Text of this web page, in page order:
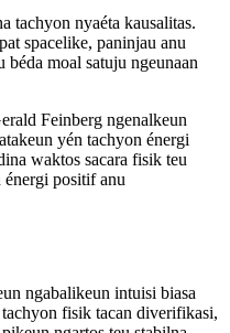
tachyon nyaéta kausalitas.
spacelike, paninjau anu
béda moal satuju ngeunaan
Feinberg ngenalkeun
yén tachyon énergi
waktos sacara fisik teu
énergi positif anu
ngabalikeun intuisi biasa
tachyon fisik tacan diverifikasi,